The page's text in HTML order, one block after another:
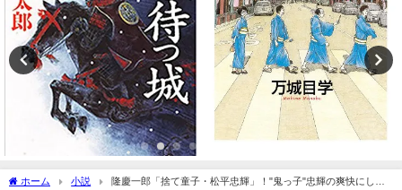
ホーム 小説
隆慶一郎「捨て童子・松平忠輝」！"鬼っ子"忠輝の爽快にして